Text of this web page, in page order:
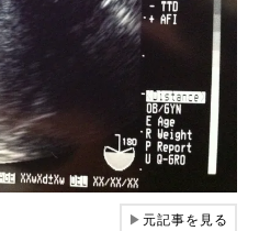
▶元記事を見る